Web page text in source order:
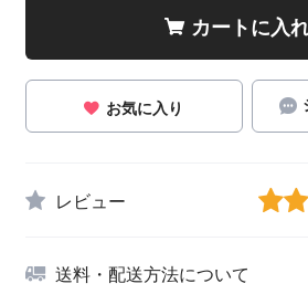
カートに入
お気に入り
レビュー
送料・配送方法について